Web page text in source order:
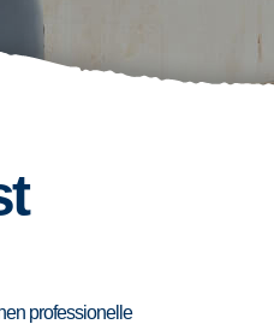
professionelle